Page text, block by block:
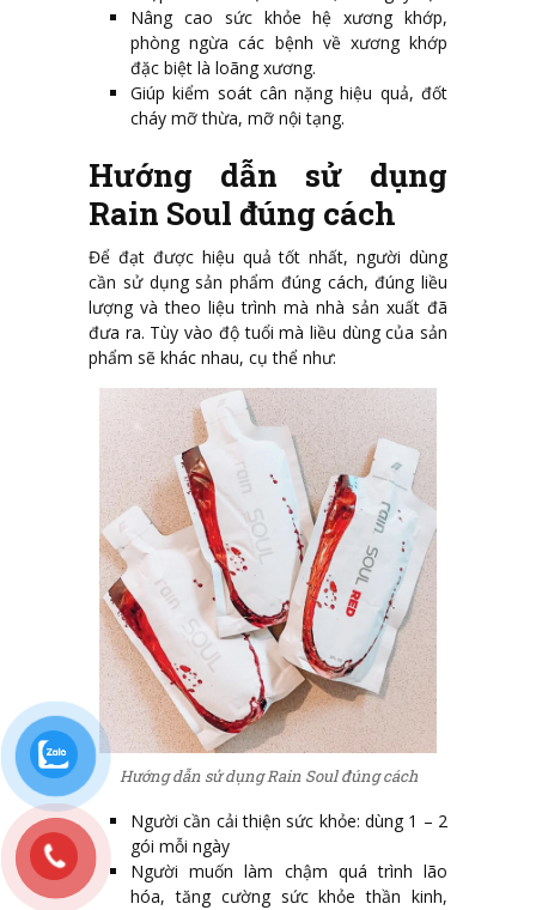
Nâng cao sức khỏe hệ xương khớp,
phòng ngừa các bệnh về xương khớp
đặc biệt là loãng xương.
Giúp kiểm soát cân nặng hiệu quả, đốt
cháy mỡ thừa, mỡ nội tạng.
Hướng dẫn sử dụng
Rain Soul đúng cách
Để đạt được hiệu quả tốt nhất, người dùng
cần sử dụng sản phẩm đúng cách, đúng liều
lượng và theo liệu trình mà nhà sản xuất đã
đưa ra. Tùy vào độ tuổi mà liều dùng của sản
phẩm sẽ khác nhau, cụ thể như:
Hướng dẫn sử dụng Rain Soul đúng cách
Người cần cải thiện sức khỏe: dùng 1 – 2
gói mỗi ngày
Người muốn làm chậm quá trình lão
hóa, tăng cường sức khỏe thần kinh,